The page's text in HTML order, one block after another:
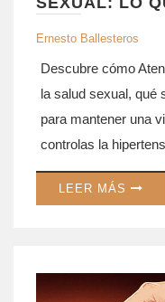
Ernesto Ballesteros
Descubre cómo
la salud sexual, qué
para mantener una
controlas la
LEER MÁS